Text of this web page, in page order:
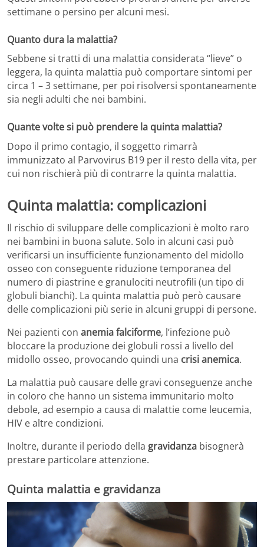
settimane o persino per alcuni mesi.
Quanto dura la malattia?
Sebbene si tratti di una malattia considerata “lieve” o
leggera, la quinta malattia può comportare sintomi per
circa 1 – 3 settimane, per poi risolversi spontaneamente
sia negli adulti che nei bambini.
Quante volte si può prendere la quinta malattia?
Dopo il primo contagio, il soggetto rimarrà
immunizzato al Parvovirus B19 per il resto della vita, per
cui non rischierà più di contrarre la quinta malattia.
Quinta malattia: complicazioni
Il rischio di sviluppare delle complicazioni è molto raro
nei bambini in buona salute. Solo in alcuni casi può
verificarsi un insufficiente funzionamento del midollo
osseo con conseguente riduzione temporanea del
numero di piastrine e granulociti neutrofili (un tipo di
globuli bianchi). La quinta malattia può però causare
delle complicazioni più serie in alcuni gruppi di persone.
Nei pazienti con anemia falciforme, l’infezione può
bloccare la produzione dei globuli rossi a livello del
midollo osseo, provocando quindi una crisi anemica.
La malattia può causare delle gravi conseguenze anche
in coloro che hanno un sistema immunitario molto
debole, ad esempio a causa di malattie come leucemia,
HIV e altre condizioni.
Inoltre, durante il periodo della gravidanza bisognerà
prestare particolare attenzione.
Quinta malattia e gravidanza